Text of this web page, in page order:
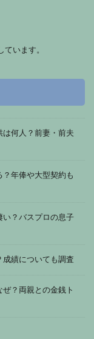
います。
何人？前妻・前夫
年俸や大型契約も
い？バスプロの息子
績についても調査
？両親との金銭ト